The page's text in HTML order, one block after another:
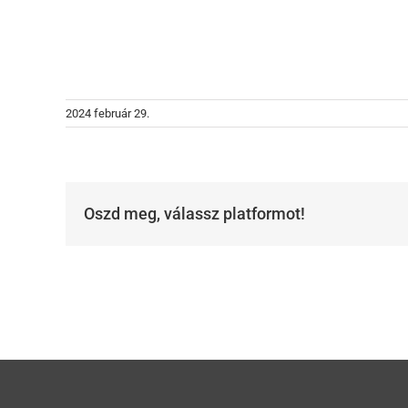
2024 február 29.
Oszd meg, válassz platformot!